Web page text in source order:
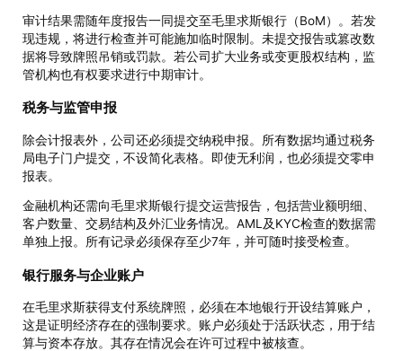
审计结果需随年度报告一同提交至毛里求斯银行（BoM）。若发
现违规，将进行检查并可能施加临时限制。未提交报告或篡改数
据将导致牌照吊销或罚款。若公司扩大业务或变更股权结构，监
管机构也有权要求进行中期审计。
税务与监管申报
除会计报表外，公司还必须提交纳税申报。所有数据均通过税务
局电子门户提交，不设简化表格。即使无利润，也必须提交零申
报表。
金融机构还需向毛里求斯银行提交运营报告，包括营业额明细、
客户数量、交易结构及外汇业务情况。AML及KYC检查的数据需
单独上报。所有记录必须保存至少7年，并可随时接受检查。
银行服务与企业账户
在毛里求斯获得支付系统牌照，必须在本地银行开设结算账户，
这是证明经济存在的强制要求。账户必须处于活跃状态，用于结
算与资本存放。其存在情况会在许可过程中被核查。